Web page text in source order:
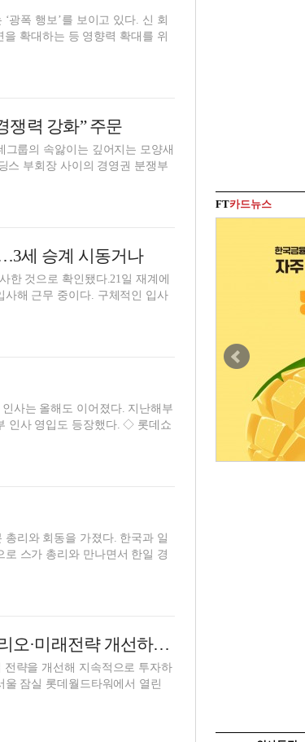
광폭 행보’를 보이고 있다. 신 회
을 확대하는 등 영향력 확대를 위
쟁력 강화” 주문
룹의 속앓이는 깊어지는 모양새
스 부회장 사이의 경영권 분쟁부
세 승계 시동거나
한 것으로 확인됐다.21일 재계에
사해 근무 중이다. 구체적인 입사
사는 올해도 이어졌다. 지난해부
인사 영입도 등장했다. ◇ 롯데쇼
리와 회동을 가졌다. 한국과 일
스가 총리와 만나면서 한일 경
이동우 롯데지주 신임 대표 "그룹 포트폴리오·미래전략 개선하겠다"
략을 개선해 지속적으로 투자하
잠실 롯데월드타워에서 열린
FT카드뉴스